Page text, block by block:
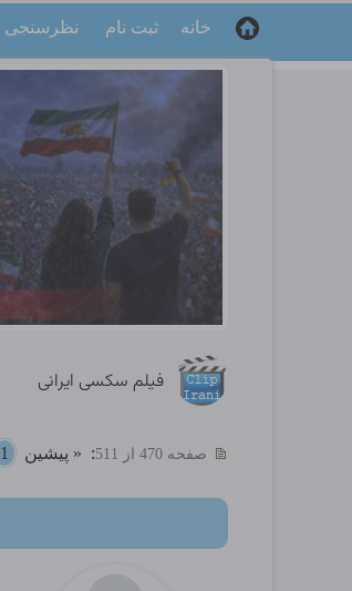
خانه ثبت نام نظرسنجی
فیلم سکسی ایرانی
صفحه 470 از 511 : « پیشین 1